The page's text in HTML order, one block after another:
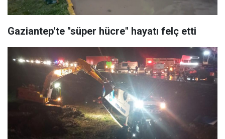
Gaziantep'te "süper hücre" hayatı felç etti